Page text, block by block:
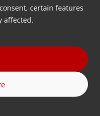
certain features
affected.